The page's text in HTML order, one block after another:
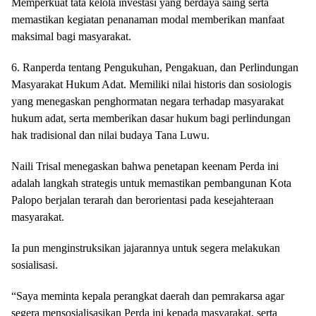
memastikan kegiatan penanaman modal memberikan manfaat
maksimal bagi masyarakat.
6. Ranperda tentang Pengukuhan, Pengakuan, dan Perlindungan
Masyarakat Hukum Adat. Memiliki nilai historis dan sosiologis
yang menegaskan penghormatan negara terhadap masyarakat
hukum adat, serta memberikan dasar hukum bagi perlindungan
hak tradisional dan nilai budaya Tana Luwu.
Naili Trisal menegaskan bahwa penetapan keenam Perda ini
adalah langkah strategis untuk memastikan pembangunan Kota
Palopo berjalan terarah dan berorientasi pada kesejahteraan
masyarakat.
Ia pun menginstruksikan jajarannya untuk segera melakukan
sosialisasi.
“Saya meminta kepala perangkat daerah dan pemrakarsa agar
segera mensosialisasikan Perda ini kepada masyarakat, serta